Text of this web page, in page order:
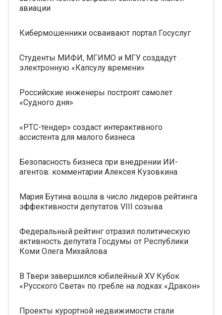
авиации
Кибермошенники осваивают портал Госуслуг
Студенты МИФИ, МГИМО и МГУ создадут
электронную «Капсулу времени»
Российские инженеры построят самолет
«Судного дня»
«РТС-тендер» создаст интерактивного
ассистента для малого бизнеса
Безопасность бизнеса при внедрении ИИ-
агентов: комментарии Алексея Кузовкина
Мария Бутина вошла в число лидеров рейтинга
эффективности депутатов VIII созыва
Федеральный рейтинг отразил политическую
активность депутата Госдумы от Республики
Коми Олега Михайлова
В Твери завершился юбилейный XV Кубок
«Русского Света» по гребле на лодках «Дракон»
Проекты курортной недвижимости стали